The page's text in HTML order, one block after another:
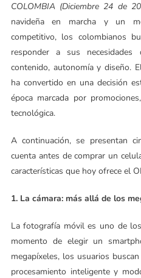
COLOMBIA (Diciembre 24
navideña en marcha y un
competitivo, los colombianos
responder a sus necesidades
contenido, autonomía y diseño.
ha convertido en una decisión
época marcada por
tecnológica.
A continuación, se presentan
cuenta antes de comprar un
características que hoy ofrece el
1. La cámara: más allá de los
La fotografía móvil es uno de
momento de elegir un
megapíxeles, los usuarios
procesamiento inteligente y